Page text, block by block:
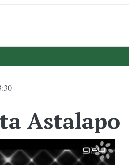
Astalapo